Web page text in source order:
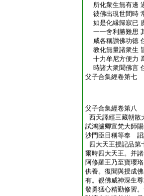
所化衆生無有邊
彼佛出現世間時
如是化縁歸寂已
一一舍利勝難思
咸各稱讃佛功徳
教化無量諸衆生
十力牟尼方便力
時諸大衆聞佛言
父子合集經卷第七
父子合集經卷第八
西天譯經三藏朝散
試鴻臚卿宣梵大師
沙門臣日稱等奉
四大天王授記品第
爾時四大天王。并
阿修羅王乃至寶瓔
供養。復聞與授成
有。覩佛威神深生
發勇猛心精勤修習